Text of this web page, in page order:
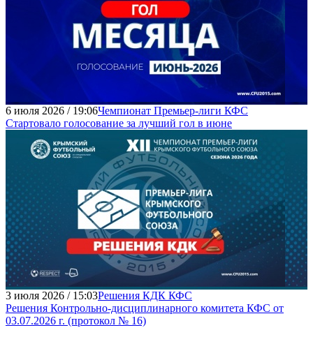
6 июля 2026 / 19:06Чемпионат Премьер-лиги КФС
Стартовало голосование за лучший гол в июне
3 июля 2026 / 15:03Решения КДК КФС
Решения Контрольно-дисциплинарного комитета КФС от
03.07.2026 г. (протокол № 16)